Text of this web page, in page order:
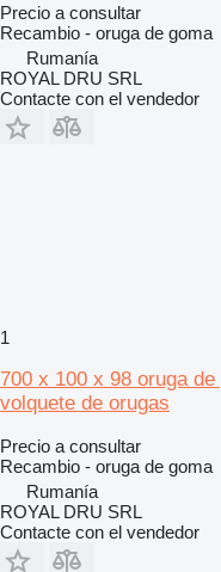
Precio a consultar
Recambio - oruga de goma
Rumanía
ROYAL DRU SRL
Contacte con el vendedor
1
700 x 100 x 98 oruga
volquete de orugas
Precio a consultar
Recambio - oruga de goma
Rumanía
ROYAL DRU SRL
Contacte con el vendedor